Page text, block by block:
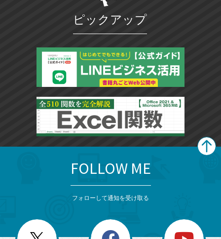
ピックアップ
FOLLOW ME
フォローして通知を受け取る